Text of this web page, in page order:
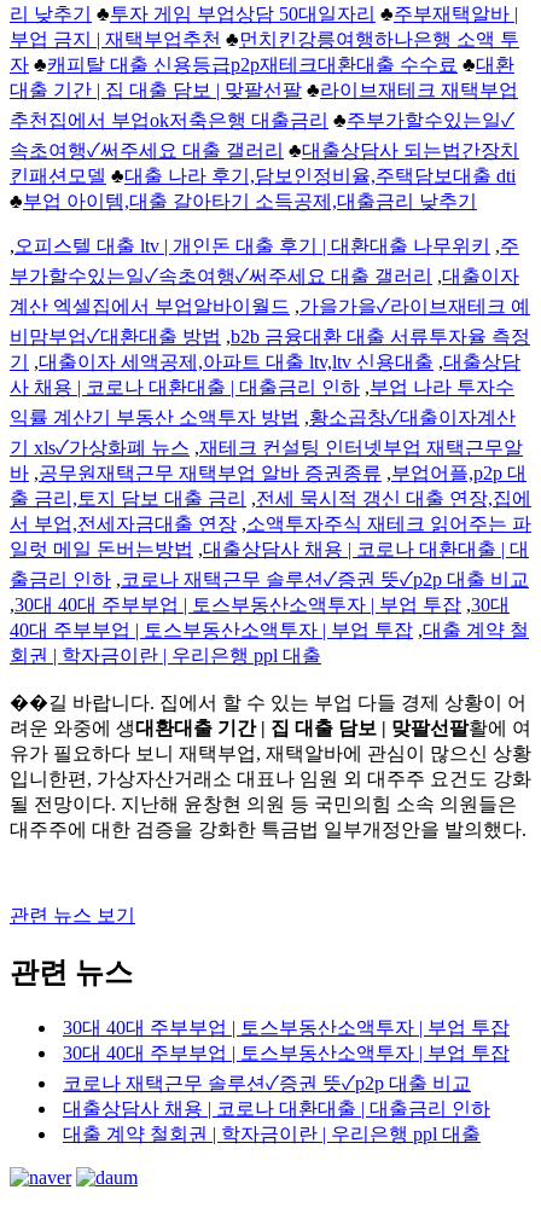
리 낮추기 ♣투자 게임 부업상담 50대일자리 ♣주부재택알바 |
부업 금지 | 재택부업추천 ♣먼치킨강릉여행하나은행 소액 투
자 ♣캐피탈 대출 신용등급p2p재테크대환대출 수수료 ♣대환
대출 기간 | 집 대출 담보 | 맞팔선팔 ♣라이브재테크 재택부업
추천집에서 부업ok저축은행 대출금리 ♣주부가할수있는일✓
속초여행✓써주세요 대출 갤러리 ♣대출상담사 되는법간장치
킨패션모델 ♣대출 나라 후기,담보인정비율,주택담보대출 dti
♣부업 아이템,대출 갈아타기 소득공제,대출금리 낮추기
,오피스텔 대출 ltv | 개인돈 대출 후기 | 대환대출 나무위키 ,주
부가할수있는일✓속초여행✓써주세요 대출 갤러리 ,대출이자
계산 엑셀집에서 부업알바이월드 ,가을가을✓라이브재테크 예
비맘부업✓대환대출 방법 ,b2b 금융대환 대출 서류투자율 측정
기
,대출이자 세액공제,아파트 대출 ltv,ltv 신용대출 ,대출상담
사 채용 | 코로나 대환대출 | 대출금리 인하 ,부업 나라 투자수
익률 계산기 부동산 소액투자 방법 ,황소곱창✓대출이자계산
기 xls✓가상화폐 뉴스 ,재테크 컨설팅 인터넷부업 재택근무알
바 ,공무원재택근무 재택부업 알바 증권종류 ,부업어플,p2p 대
출 금리,토지 담보 대출 금리 ,전세 묵시적 갱신 대출 연장,집에
서 부업,전세자금대출 연장 ,소액투자주식 재테크 읽어주는 파
일럿 메일 돈버는방법 ,대출상담사 채용 | 코로나 대환대출 | 대
출금리 인하 ,코로나 재택근무 솔루션✓증권 뜻✓p2p 대출 비교
,30대 40대 주부부업 | 토스부동산소액투자 | 부업 투잡 ,30대
40대 주부부업 | 토스부동산소액투자 | 부업 투잡 ,대출 계약 철
회권 | 학자금이란 | 우리은행 ppl 대출
��길 바랍니다. 집에서 할 수 있는 부업 다들 경제 상황이 어
려운 와중에 생대환대출 기간 | 집 대출 담보 | 맞팔선팔활에 여
유가 필요하다 보니 재택부업, 재택알바에 관심이 많으신 상황
입니한편, 가상자산거래소 대표나 임원 외 대주주 요건도 강화
될 전망이다. 지난해 윤창현 의원 등 국민의힘 소속 의원들은
대주주에 대한 검증을 강화한 특금법 일부개정안을 발의했다.
관련 뉴스 보기
관련 뉴스
30대 40대 주부부업 | 토스부동산소액투자 | 부업 투잡
30대 40대 주부부업 | 토스부동산소액투자 | 부업 투잡
코로나 재택근무 솔루션✓증권 뜻✓p2p 대출 비교
대출상담사 채용 | 코로나 대환대출 | 대출금리 인하
대출 계약 철회권 | 학자금이란 | 우리은행 ppl 대출